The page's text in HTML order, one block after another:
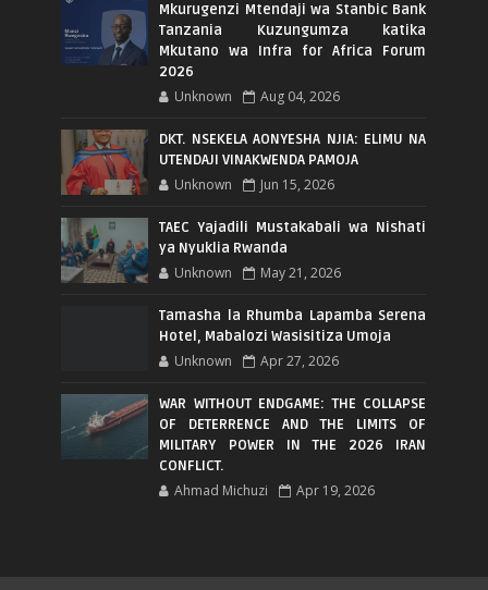
Mkurugenzi Mtendaji wa Stanbic Bank
Tanzania Kuzungumza katika
Mkutano wa Infra for Africa Forum
2026
Unknown Aug 04, 2026
DKT. NSEKELA AONYESHA NJIA: ELIMU NA
UTENDAJI VINAKWENDA PAMOJA
Unknown Jun 15, 2026
TAEC Yajadili Mustakabali wa Nishati
ya Nyuklia Rwanda
Unknown May 21, 2026
Tamasha la Rhumba Lapamba Serena
Hotel, Mabalozi Wasisitiza Umoja
Unknown Apr 27, 2026
WAR WITHOUT ENDGAME: THE COLLAPSE
OF DETERRENCE AND THE LIMITS OF
MILITARY POWER IN THE 2026 IRAN
CONFLICT.
Ahmad Michuzi Apr 19, 2026